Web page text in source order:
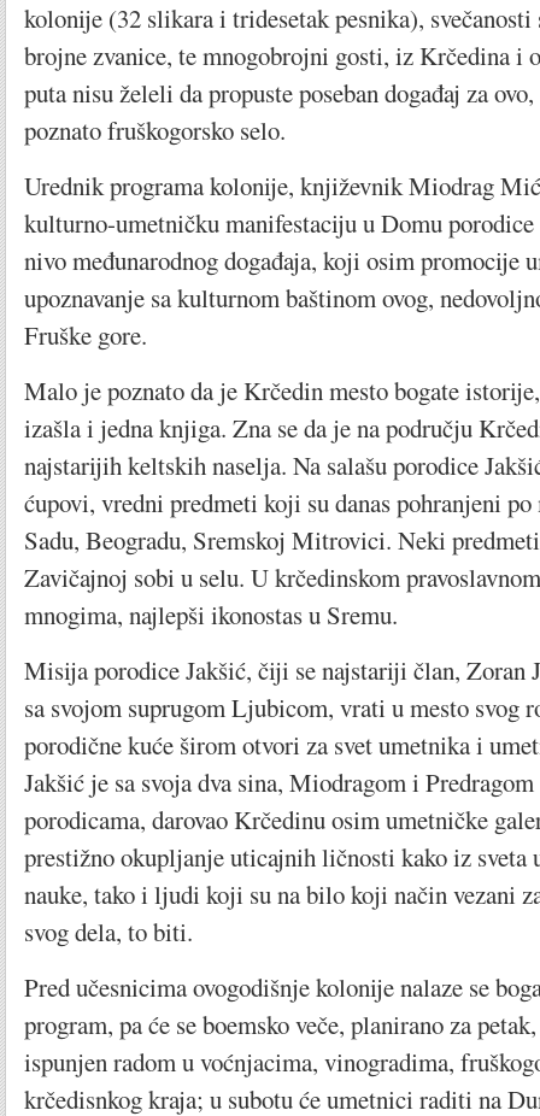
kolonije (32 slikara i tridesetak pesnika),
brojne zvanice, te mnogobrojni gosti, iz Krčedina i
puta nisu želeli da propuste poseban događaj za
poznato fruškogorsko selo.
Urednik programa kolonije, književnik Miodrag
kulturno-umetničku manifestaciju u Domu porodice
nivo međunarodnog događaja, koji osim promocije
upoznavanje sa kulturnom baštinom ovog,
Fruške gore.
Malo je poznato da je Krčedin mesto bogate
izašla i jedna knjiga. Zna se da je na području
najstarijih keltskih naselja. Na salašu porodice
ćupovi, vredni predmeti koji su danas pohranjeni
Sadu, Beogradu, Sremskoj Mitrovici. Neki
Zavičajnoj sobi u selu. U krčedinskom
mnogima, najlepši ikonostas u Sremu.
Misija porodice Jakšić, čiji se najstariji član, Zoran
sa svojom suprugom Ljubicom, vrati u mesto svog
porodične kuće širom otvori za svet umetnika i
Jakšić je sa svoja dva sina, Miodragom i
porodicama, darovao Krčedinu osim umetničke
prestižno okupljanje uticajnih ličnosti kako iz sveta
nauke, tako i ljudi koji su na bilo koji način vezani
svog dela, to biti.
Pred učesnicima ovogodišnje kolonije nalaze se
program, pa će se boemsko veče, planirano za
ispunjen radom u voćnjacima, vinogradima,
krčedisnkog kraja; u subotu će umetnici raditi na